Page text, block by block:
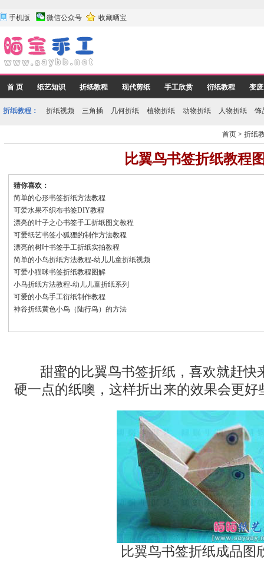
手机版 微信公众号 收藏晒宝
首 页 纸艺知识 折纸教程 现代剪纸 手工欣赏 衍纸教程 变
折纸教程： 折纸视频 三角插 几何折纸 植物折纸 动物折纸 人物折纸 饰
首页 >折纸
比翼鸟书签折纸教程
猜你喜欢：
简单的心形书签折纸方法教程
可爱水果不织布书签DIY教程
漂亮的叶子之心书签手工折纸图文教程
可爱纸艺书签小狐狸的制作方法教程
漂亮的树叶书签手工折纸实拍教程
简单的小鸟折纸方法教程-幼儿儿童折纸视频
可爱小猫咪书签折纸教程图解
小鸟折纸方法教程-幼儿儿童折纸系列
可爱的小鸟手工衍纸制作教程
神谷折纸黄色小鸟（陆行鸟）的方法
甜蜜的比翼鸟书签折纸，喜欢就赶快
硬一点的纸噢，这样折出来的效果会更
比翼鸟书签折纸成品图